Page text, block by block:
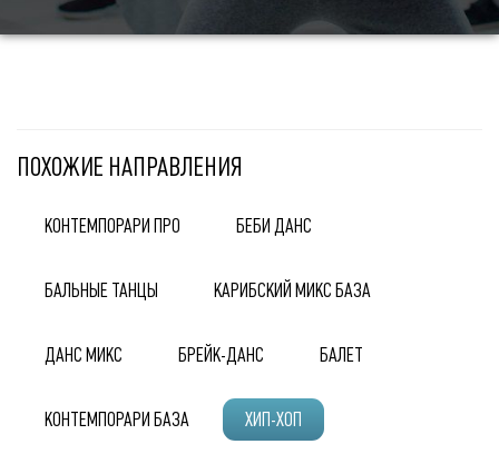
ПОХОЖИЕ НАПРАВЛЕНИЯ
КОНТЕМПОРАРИ ПРО БЕБИ ДАНС
БАЛЬНЫЕ ТАНЦЫ КАРИБСКИЙ МИКС БАЗА
ДАНС МИКС БРЕЙК-ДАНС БАЛЕТ
КОНТЕМПОРАРИ БАЗА ХИП-ХОП